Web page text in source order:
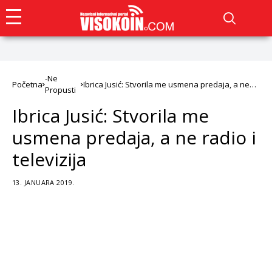
Početna
-Ne
Propusti
Ibrica Jusić: Stvorila me usmena predaja, a ne
Ibrica Jusić: Stvorila me
usmena predaja, a ne radio i
televizija
13. JANUARA 2019.